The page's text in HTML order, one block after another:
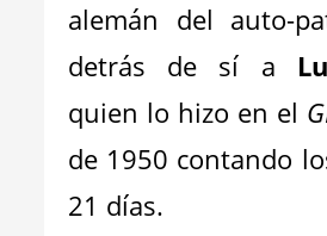
alemán del auto-
detrás de sí a
quien lo hizo en el
de 1950 contando
21 días.